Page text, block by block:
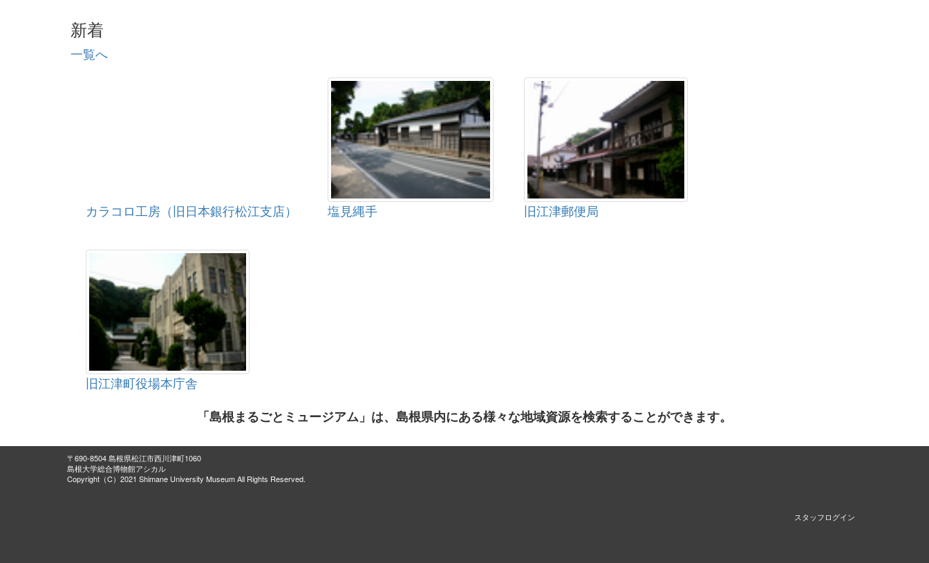
新着
一覧へ
カラコロ工房（旧日本銀行松江支店） 塩見縄手 旧江津郵便局
旧江津町役場本庁舎
「島根まるごとミュージアム」は、島根県内にある様々な地域資源を検索することができます。
〒690-8504 島根県松江市西川津町1060
島根大学総合博物館アシカル
Copyright（C）2021 Shimane University Museum All Rights Reserved.
スタッフログイン